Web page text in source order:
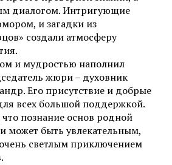
диалогом. Интригующие
и загадки из
создали атмосферу
и мудростью наполнил
жюри – духовник
Его присутствие и добрые
всех большой поддержкой.
что познание основ родной
может быть увлекательным,
светлым приключением